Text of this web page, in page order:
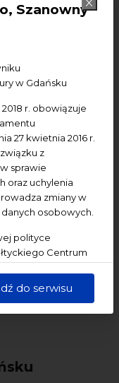
Szanowny
w Gdańsku
r. obowiązuje
27 kwietnia 2016 r.
z
sprawie
oraz uchylenia
zmiany w
osobowych.
polityce
Centrum
z należytą
przepisami.
do serwisu